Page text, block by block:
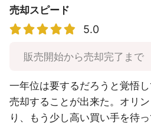
売却スピード
5.0
販売開始から売却完了まで
一年位は要するだろうと覚悟
売却することが出来た。オリ
り、もう少し高い買い手を待